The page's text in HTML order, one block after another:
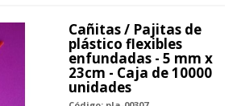
Cañitas / Pajitas de
plástico flexibles
enfundadas - 5 mm x
23cm - Caja de 10000
unidades